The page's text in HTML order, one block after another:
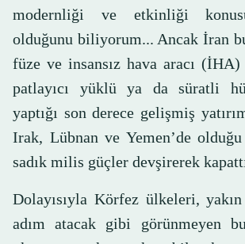
modernliği ve etkinliği
olduğunu biliyorum... Ancak İran
füze ve insansız hava aracı (İHA)
patlayıcı yüklü ya da süratli
yaptığı son derece gelişmiş
Irak, Lübnan ve Yemen’de
sadık milis güçler devşirerek
Dolayısıyla Körfez ülkeleri,
adım atacak gibi görünmeyen